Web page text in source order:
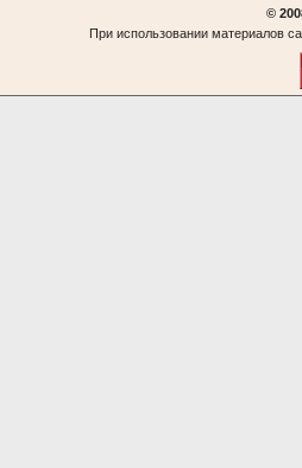
©
При использовании материалов